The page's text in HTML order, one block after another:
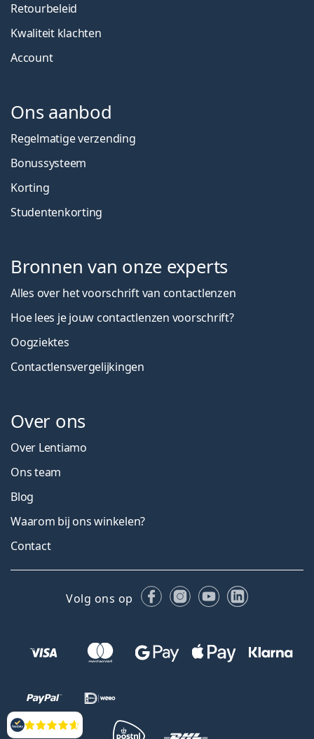
Beoordelingen
Retourbeleid
Kwaliteit klachten
Account
Ons aanbod
Regelmatige verzending
Bonussysteem
Korting
Studentenkorting
Bronnen van onze experts
Alles over het voorschrift van contactlenzen
Hoe lees je jouw contactlenzen voorschrift?
Oogziektes
Contactlensvergelijkingen
Over ons
Over Lentiamo
Ons team
Blog
Waarom bij ons winkelen?
Contact
Volg ons op FacebookInstagram
YouTubeLinkedIn